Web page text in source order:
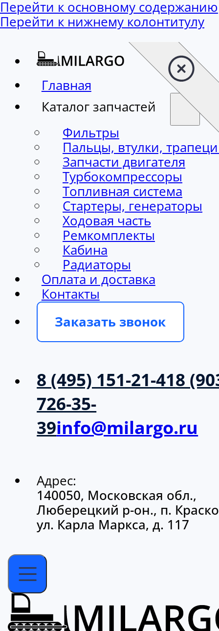
Перейти к основному содержанию
Перейти к нижнему колонтитулу
Главная
Каталог запчастей
Фильтры
Пальцы, втулки,
Запчасти двигателя
Турбокомпрессоры
Топливная система
Стартеры, генераторы
Ходовая часть
Ремкомплекты
Кабина
Радиаторы
Оплата и доставка
Контакты
Заказать звонок
8 (495) 151-21-418
726-35-
39info@milargo.ru
Адрес:
140050, Московская обл.,
Люберецкий р-он., п.
ул. Карла Маркса, д. 117